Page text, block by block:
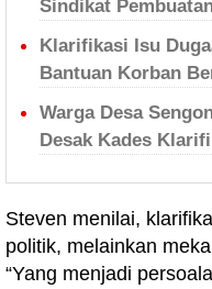
Sindikat
Klarifikasi Isu
Bantuan Korban
Warga Desa
Desak Kades
Steven menilai,
politik, melainkan
“Yang menjadi